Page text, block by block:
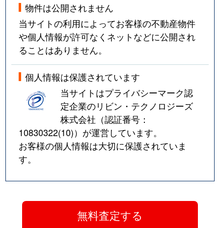
物件は公開されません
当サイトの利用によってお客様の不動産物件
や個人情報が許可なくネットなどに公開され
ることはありません。
個人情報は保護されています
当サイトはプライバシーマーク認
定企業のリビン・テクノロジーズ
株式会社（認証番号：
10830322(10)）が運営しています。
お客様の個人情報は大切に保護されていま
す。